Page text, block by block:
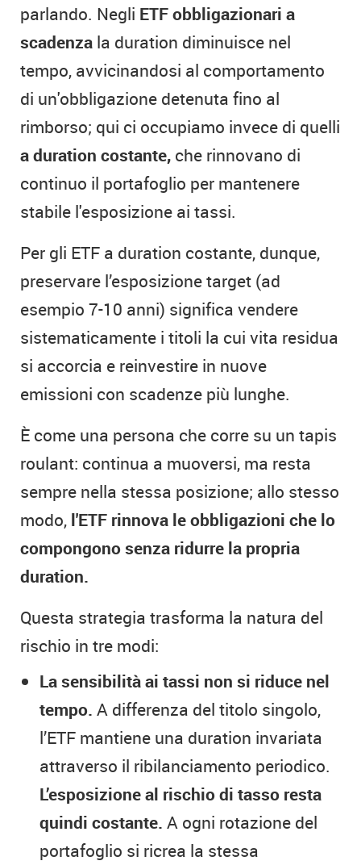
parlando. Negli ETF obbligazionari a
scadenza la duration diminuisce nel
tempo, avvicinandosi al comportamento
di un'obbligazione detenuta fino al
rimborso; qui ci occupiamo invece di quelli
a duration costante, che rinnovano di
continuo il portafoglio per mantenere
stabile l'esposizione ai tassi.
Per gli ETF a duration costante, dunque,
preservare l’esposizione target (ad
esempio 7-10 anni) significa vendere
sistematicamente i titoli la cui vita residua
si accorcia e reinvestire in nuove
emissioni con scadenze più lunghe.
È come una persona che corre su un tapis
roulant: continua a muoversi, ma resta
sempre nella stessa posizione; allo stesso
modo, l'ETF rinnova le obbligazioni che lo
compongono senza ridurre la propria
duration.
Questa strategia trasforma la natura del
rischio in tre modi:
La sensibilità ai tassi non si riduce nel
tempo. A differenza del titolo singolo,
l’ETF mantiene una duration invariata
attraverso il ribilanciamento periodico.
L’esposizione al rischio di tasso resta
quindi costante. A ogni rotazione del
portafoglio si ricrea la stessa